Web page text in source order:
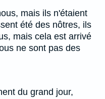
mais ils n'étaient
été des nôtres, ils
mais cela est arrivé
ne sont pas des
du grand jour,